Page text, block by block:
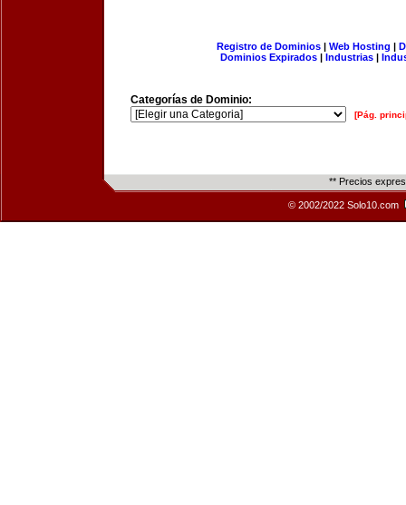
Registro de Dominios| Web Hosting |
Dominios Expirados | Industrias |
Categorías de Dominio:
[Pág.
** Precios
© 2002/2022 Solo10.com